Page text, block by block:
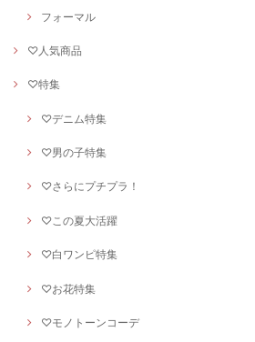
フォーマル
♡人気商品
♡特集
♡デニム特集
♡男の子特集
♡さらにプチプラ！
♡この夏大活躍
♡白ワンピ特集
♡お花特集
♡モノトーンコーデ